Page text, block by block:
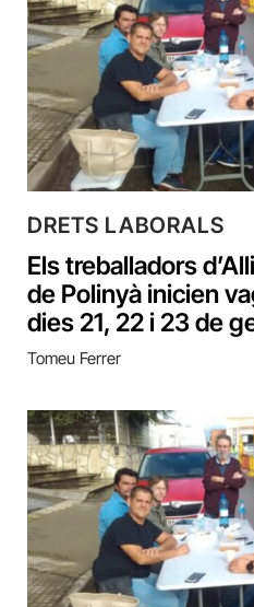
DRETS LABORALS
Els treballadors
de Polinyà inicien
dies 21, 22 i 23 de
Tomeu Ferrer